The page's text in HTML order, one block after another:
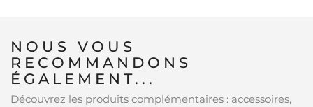
NOUS VOUS
RECOMMANDONS
ÉGALEMENT...
Découvrez les produits complémentaires : accessoires,